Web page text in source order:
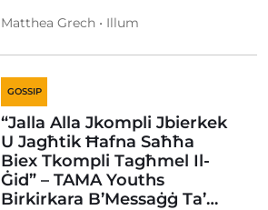
Matthea Grech • Illum
GOSSIP
“Jalla Alla Jkompli Jbierkek
U Jagħtik Ħafna Saħħa
Biex Tkompli Tagħmel Il-
Ġid” – TAMA Youths
Birkirkara B’Messaġġ Ta’…